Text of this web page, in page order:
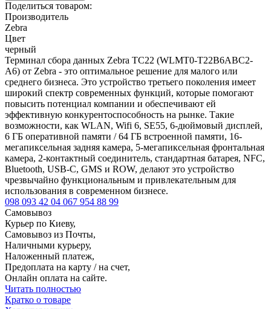
Поделиться товаром:
Производитель
Zebra
Цвет
черный
Терминал сбора данных Zebra TC22 (WLMT0-T22B6ABC2-
A6) от Zebra - это оптимальное решение для малого или
среднего бизнеса. Это устройство третьего поколения имеет
широкий спектр современных функций, которые помогают
повысить потенциал компании и обеспечивают ей
эффективную конкурентоспособность на рынке. Такие
возможности, как WLAN, Wifi 6, SE55, 6-дюймовый дисплей,
6 ГБ оперативной памяти / 64 ГБ встроенной памяти, 16-
мегапиксельная задняя камера, 5-мегапиксельная фронтальная
камера, 2-контактный соединитель, стандартная батарея, NFC,
Bluetooth, USB-C, GMS и ROW, делают это устройство
чрезвычайно функциональным и привлекательным для
использования в современном бизнесе.
098 093 42 04 067 954 88 99
Самовывоз
Курьер по Киеву,
Самовывоз из Почты,
Наличными курьеру,
Наложенный платеж,
Предоплата на карту / на счет,
Онлайн оплата на сайте.
Читать полностью
Кратко о товаре